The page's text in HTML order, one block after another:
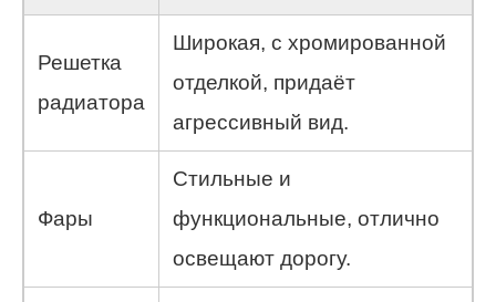
Решетка
радиатора
Широкая, с хромированной
отделкой, придаёт
агрессивный вид.
Фары
Стильные и
функциональные, отлично
освещают дорогу.